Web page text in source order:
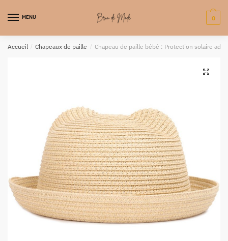
MENU 0
Accueil / Chapeaux de paille / Chapeau de paille bébé : Protection solaire
🔍